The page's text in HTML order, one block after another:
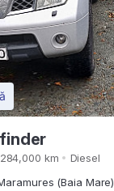
284,000 km
Diesel
(Baia Mare)